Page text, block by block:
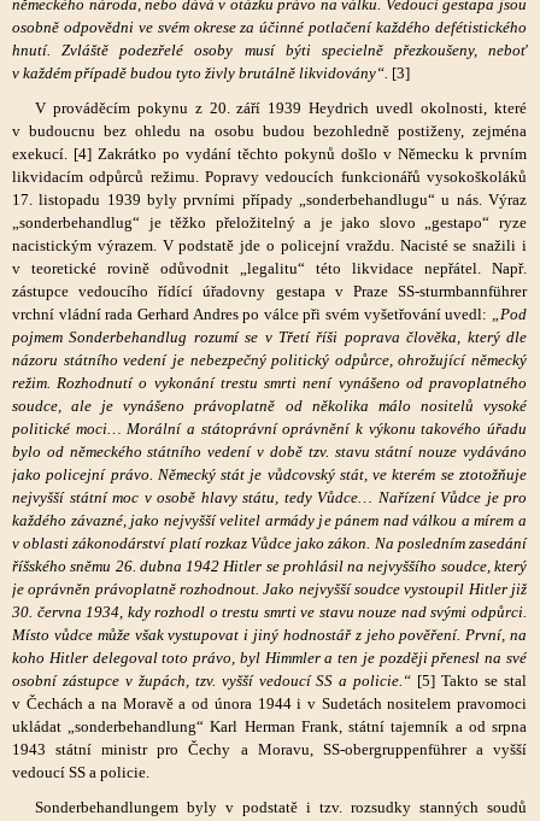
německého národa, nebo dává v otázku právo na válku. Vedoucí gestapa jsou
osobně odpovědni ve svém okrese za účinné potlačení každého defétistického
hnutí. Zvláště podezřelé osoby musí býti specielně přezkoušeny, neboť
v každém případě budou tyto živly brutálně likvidovány“. [3]
V prováděcím pokynu z 20. září 1939 Heydrich uvedl okolnosti, které
v budoucnu bez ohledu na osobu budou bezohledně postiženy, zejména
exekucí. [4] Zakrátko po vydání těchto pokynů došlo v Německu k prvním
likvidacím odpůrců režimu. Popravy vedoucích funkcionářů vysokoškoláků
17. listopadu 1939 byly prvními případy „sonderbehandlugu“ u nás. Výraz
„sonderbehandlug“ je těžko přeložitelný a je jako slovo „gestapo“ ryze
nacistickým výrazem. V podstatě jde o policejní vraždu. Nacisté se snažili i
v teoretické rovině odůvodnit „legalitu“ této likvidace nepřátel. Např.
zástupce vedoucího řídící úřadovny gestapa v Praze SS-sturmbannführer
vrchní vládní rada Gerhard Andres po válce při svém vyšetřování uvedl: „Pod
pojmem Sonderbehandlug rozumí se v Třetí říši poprava člověka, který dle
názoru státního vedení je nebezpečný politický odpůrce, ohrožující německý
režim. Rozhodnutí o vykonání trestu smrti není vynášeno od pravoplatného
soudce, ale je vynášeno právoplatně od několika málo nositelů vysoké
politické moci… Morální a státoprávní oprávnění k výkonu takového úřadu
bylo od německého státního vedení v době tzv. stavu státní nouze vydáváno
jako policejní právo. Německý stát je vůdcovský stát, ve kterém se ztotožňuje
nejvyšší státní moc v osobě hlavy státu, tedy Vůdce… Nařízení Vůdce je pro
každého závazné, jako nejvyšší velitel armády je pánem nad válkou a mírem a
v oblasti zákonodárství platí rozkaz Vůdce jako zákon. Na posledním zasedání
říšského sněmu 26. dubna 1942 Hitler se prohlásil na nejvyššího soudce, který
je oprávněn právoplatně rozhodnout. Jako nejvyšší soudce vystoupil Hitler již
30. června 1934, kdy rozhodl o trestu smrti ve stavu nouze nad svými odpůrci.
Místo vůdce může však vystupovat i jiný hodnostář z jeho pověření. První, na
koho Hitler delegoval toto právo, byl Himmler a ten je později přenesl na své
osobní zástupce v župách, tzv. vyšší vedoucí SS a policie.“ [5] Takto se stal
v Čechách a na Moravě a od února 1944 i v Sudetách nositelem pravomoci
ukládat „sonderbehandlung“ Karl Herman Frank, státní tajemník a od srpna
1943 státní ministr pro Čechy a Moravu, SS-obergruppenführer a vyšší
vedoucí SS a policie.
Sonderbehandlungem byly v podstatě i tzv. rozsudky stanných soudů